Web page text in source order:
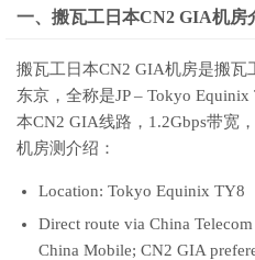
一、搬瓦工日本CN2 GIA机房
搬瓦工日本CN2 GIA机房是搬
东京，全称是JP – Tokyo
本CN2 GIA线路，1.2Gbps带宽
机房测介绍：
Location: Tokyo Equinix TY8
Direct route via China
China Mobile; CN2 GIA